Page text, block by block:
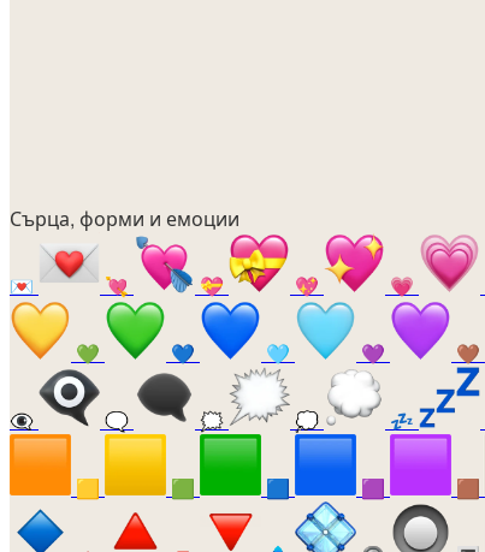
Сърца, форми и емоции
💌 💘 💝 💖 💗
💚 💙 🩵 💜 🤎
👁️‍🗨️ 🗨️ 🗯️ 💭 💤
🟨 🟩 🟦 🟪 🟫